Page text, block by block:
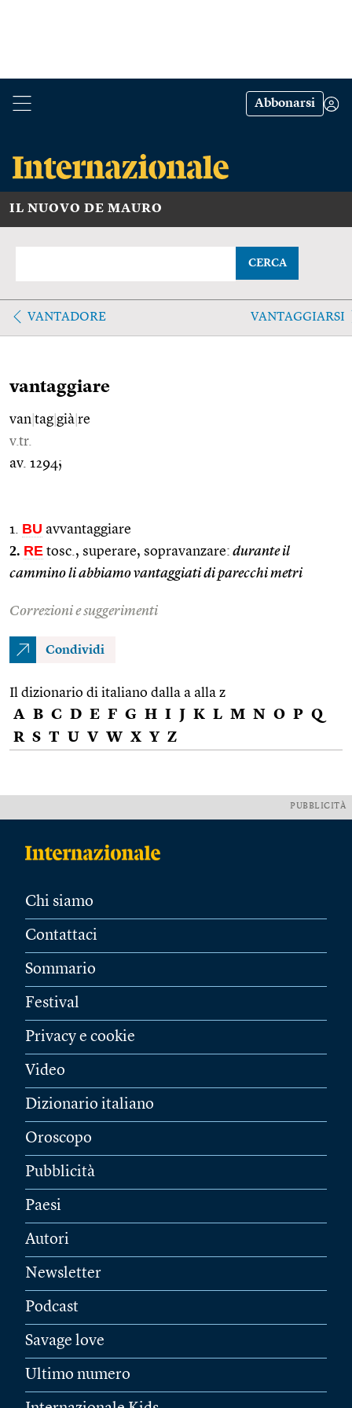
Abbonarsi
IL NUOVO DE MAURO
CERCA
VANTADORE VANTAGGIARSI
vantaggiare
van tag già re
v.tr.
av. 1294;
1. BU avvantaggiare
2. RE tosc., superare, sopravanzare: durante il
cammino li abbiamo vantaggiati di parecchi metri
Correzioni e suggerimenti
Condividi
Il dizionario di italiano dalla a alla z
A B C D E F G H I J K L M N O P Q
R S T U V W X Y Z
PUBBLICITÀ
Chi siamo
Contattaci
Sommario
Festival
Privacy e cookie
Video
Dizionario italiano
Oroscopo
Pubblicità
Paesi
Autori
Newsletter
Podcast
Savage love
Ultimo numero